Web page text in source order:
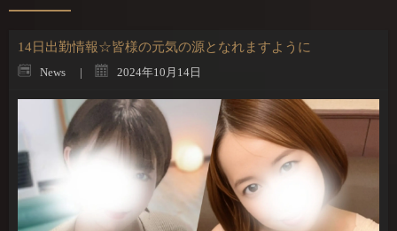
14日出勤情報☆皆様の元気の源となれますように
News 2024年10月14日